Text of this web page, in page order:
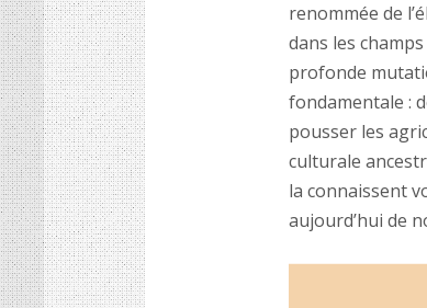
renommée de
dans les
profonde
fondamentale :
pousser les
culturale
la connaissent
aujourd’hui de